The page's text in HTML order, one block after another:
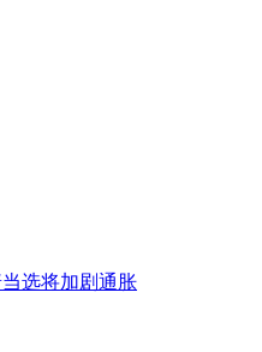
选将加剧通胀